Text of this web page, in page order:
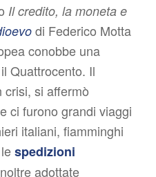
Il credito, la moneta e
di Federico Motta
conobbe una
Quattrocento. Il
crisi, si affermò
ci furono grandi viaggi
italiani, fiamminghi
spedizioni
adottate